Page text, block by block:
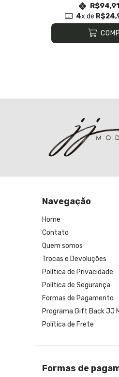
R$94,91
4x de
Navegação
Home
Contato
Quem somos
Trocas e Devoluções
Política de Privacidade
Política de Segurança
Formas de Pagamento
Programa Gift Back JJ
Política de Frete
Formas de